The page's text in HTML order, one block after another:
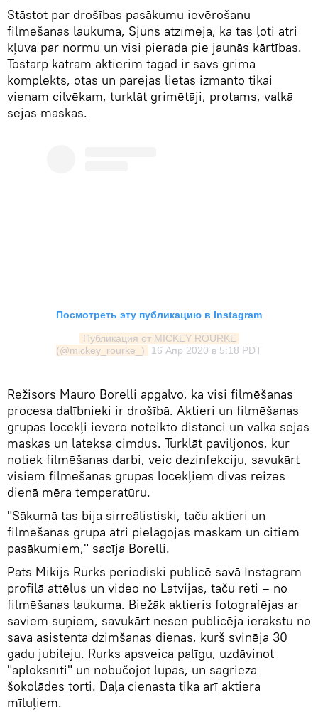
Stāstot par drošības pasākumu ievērošanu
filmēšanas laukumā, Sjuns atzīmēja, ka tas ļoti ātri
kļuva par normu un visi pierada pie jaunās kārtības.
Tostarp katram aktierim tagad ir savs grima
komplekts, otas un pārējās lietas izmanto tikai
vienam cilvēkam, turklāt grimētāji, protams, valkā
sejas maskas.
Посмотреть эту публикацию в Instagram
Публикация от MICKEY ROURKE
(@mickey_rourke_)
16 Апр 2020 в 5:18 PDT
Režisors Mauro Borelli apgalvo, ka visi filmēšanas
procesa dalībnieki ir drošībā. Aktieri un filmēšanas
grupas locekļi ievēro noteikto distanci un valkā sejas
maskas un lateksa cimdus. Turklāt paviljonos, kur
notiek filmēšanas darbi, veic dezinfekciju, savukārt
visiem filmēšanas grupas locekļiem divas reizes
dienā mēra temperatūru.
"Sākumā tas bija sirreālistiski, taču aktieri un
filmēšanas grupa ātri pielāgojās maskām un citiem
pasākumiem," sacīja Borelli.
Pats Mikijs Rurks periodiski publicē savā Instagram
profilā attēlus un video no Latvijas, taču reti – no
filmēšanas laukuma. Biežāk aktieris fotografējas ar
saviem suņiem, savukārt nesen publicēja ierakstu no
sava asistenta dzimšanas dienas, kurš svinēja 30
gadu jubileju. Rurks apsveica palīgu, uzdāvinot
"aploksnīti" un nobučojot lūpās, un sagrieza
šokolādes torti. Daļa cienasta tika arī aktiera
mīluļiem.